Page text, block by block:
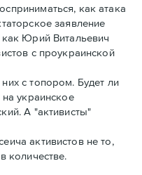
как атака
заявление
Юрий Витальевич
с проукраинской
с топором. Будет ли
на украинское
А "активисты"
активистов не то,
количестве.